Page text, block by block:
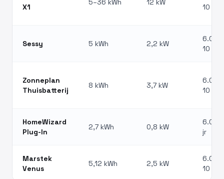
X1
5–36 kWh 12 kW
10 jr
Sessy 5 kWh 2,2 kW
6.000
10 jr
Zonneplan
Thuisbatterij
8 kWh 3,7 kW
6.000
10 jr
HomeWizard
Plug-In
2,7 kWh 0,8 kW
jr
Marstek
Venus
5,12 kWh 2,5 kW
6.000
10 jr